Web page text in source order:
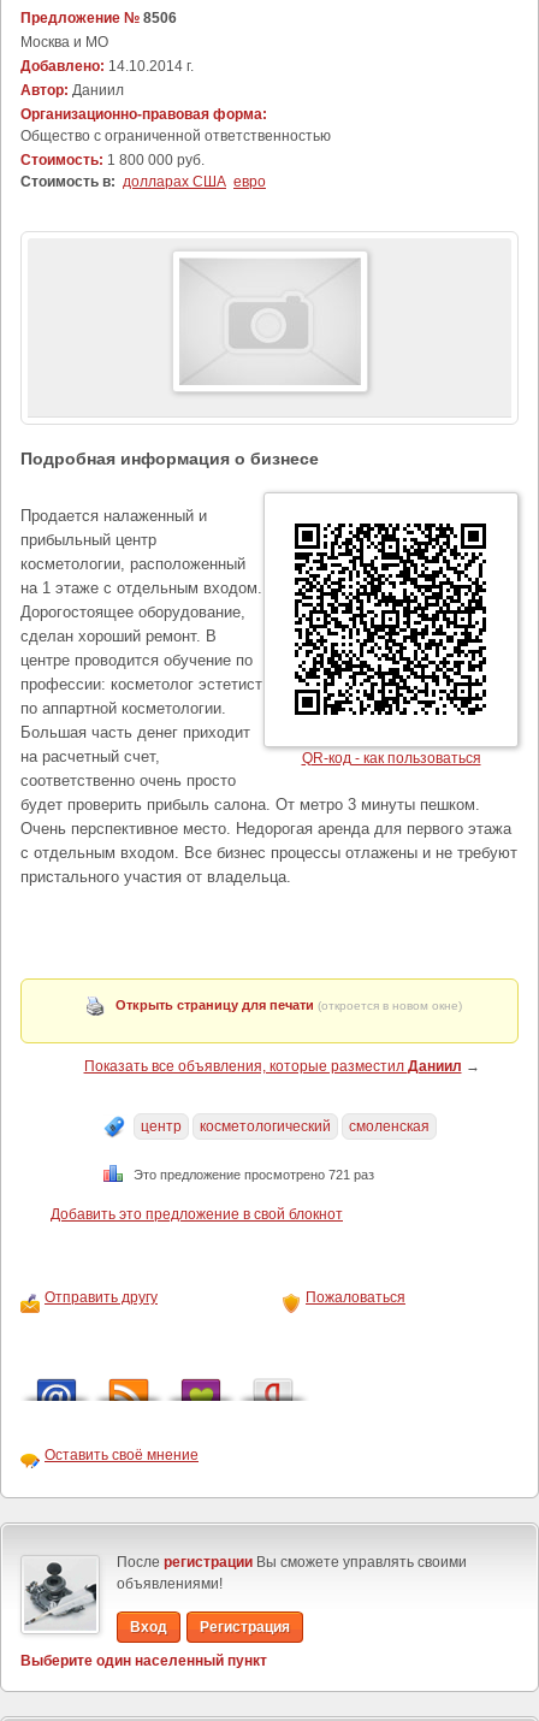
Предложение № 8506
Москва и МО
Добавлено: 14.10.2014 г.
Автор: Даниил
Организационно-правовая форма:
Общество с ограниченной ответственностью
Стоимость: 1 800 000 руб.
Стоимость в: долларах США евро
Подробная информация о бизнесе
QR-код - как пользоваться
Продается налаженный и
прибыльный центр
косметологии, расположенный
на 1 этаже с отдельным входом.
Дорогостоящее оборудование,
сделан хороший ремонт. В
центре проводится обучение по
профессии: косметолог эстетист
по аппартной косметологии.
Большая часть денег приходит
на расчетный счет,
соответственно очень просто
будет проверить прибыль салона. От метро 3 минуты пешком.
Очень перспективное место. Недорогая аренда для первого этажа
с отдельным входом. Все бизнес процессы отлажены и не требуют
пристального участия от владельца.
Открыть страницу для печати (откроется в новом окне)
Показать все объявления, которые разместил Даниил →
центр косметологический смоленская
Это предложение просмотрено 721 раз
Добавить это предложение в свой блокнот
Отправить другу Пожаловаться
Оставить своё мнение
После регистрации Вы сможете управлять своими
объявлениями!
Вход
Регистрация
Выберите один населенный пункт